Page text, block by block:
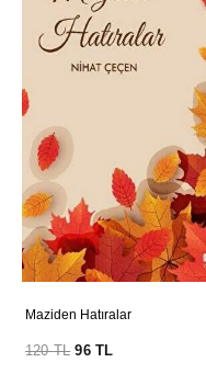
Maziden Hatıralar
120TL 96TL